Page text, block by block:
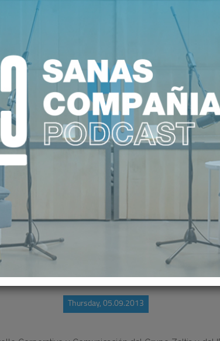
IDIS EN LOS MEDIOS
EN EL MODELO
Thursday, 05.09.2013